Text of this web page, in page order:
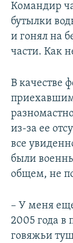
Командир
бутылки
и гонял на
части. Как
В качестве
из-за ее
все
были
общем, не
– У меня
2005 года в
говяжьи